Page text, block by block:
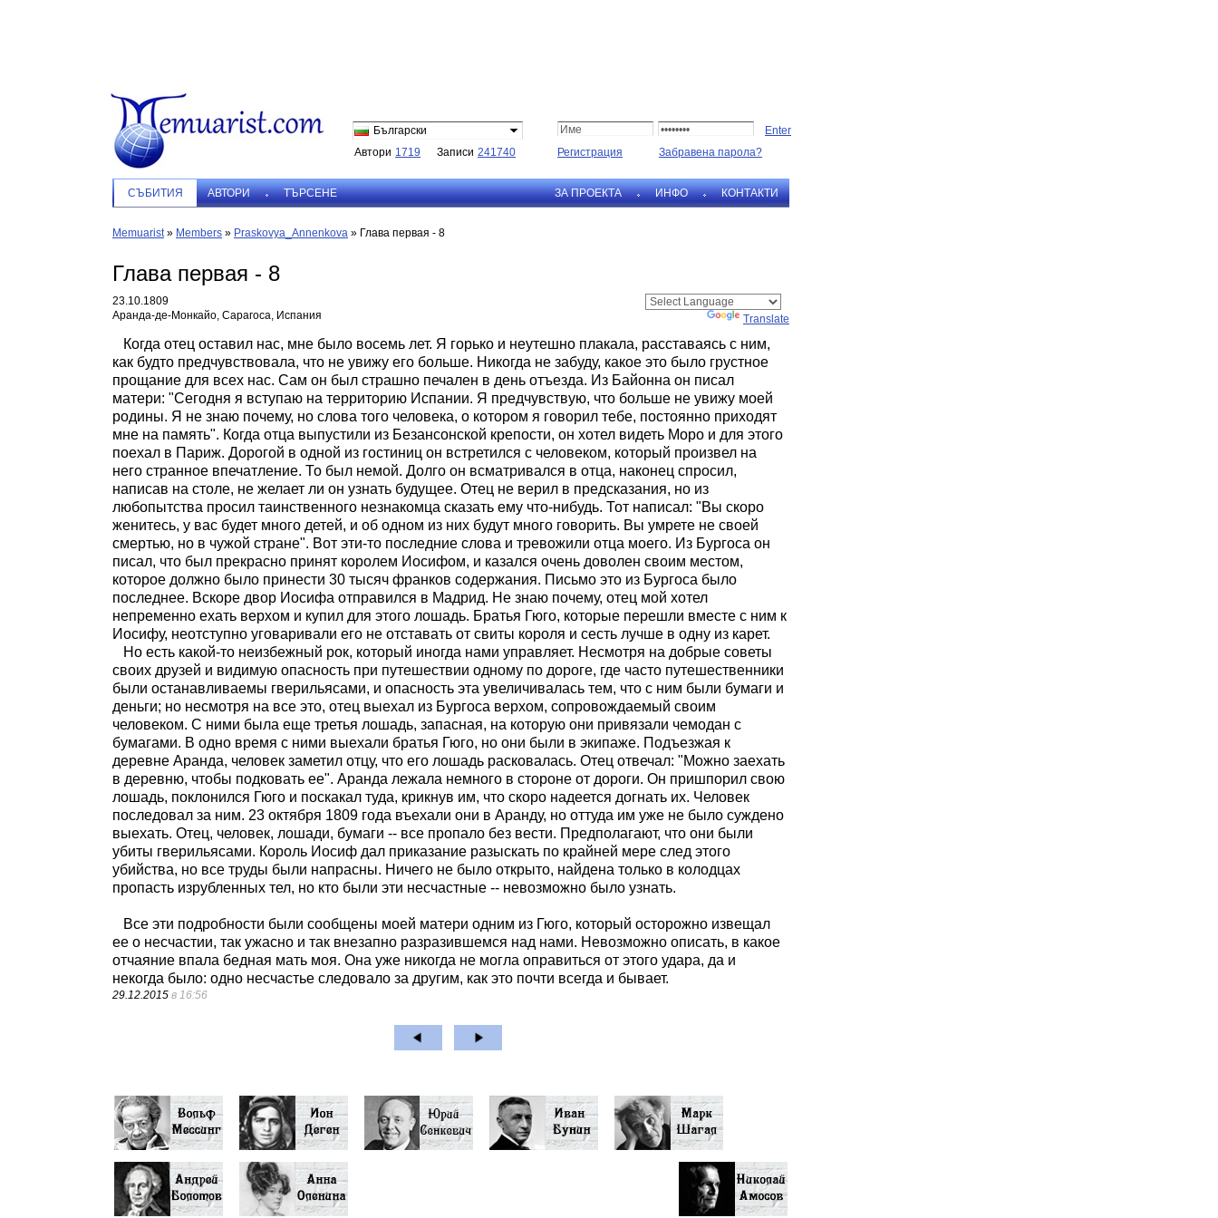
Български
Автори 1719 Записи 241740 Регистрация Забравена парола?
СЪБИТИЯ АВТОРИ ТЪРСЕНЕ ЗА ПРОЕКТА ИНФО КОНТАКТИ
Memuarist» Members » Praskovya_Annenkova » Глава первая - 8
Глава первая - 8
23.10.1809
Аранда-де-Монкайо, Сарагоса, Испания
Translate
Когда отец оставил нас, мне было восемь лет. Я горько и неутешно плакала, расставаясь с ним,
как будто предчувствовала, что не увижу его больше. Никогда не забуду, какое это было грустное
прощание для всех нас. Сам он был страшно печален в день отъезда. Из Байонна он писал
матери: "Сегодня я вступаю на территорию Испании. Я предчувствую, что больше не увижу моей
родины. Я не знаю почему, но слова того человека, о котором я говорил тебе, постоянно приходят
мне на память". Когда отца выпустили из Безансонской крепости, он хотел видеть Моро и для этого
поехал в Париж. Дорогой в одной из гостиниц он встретился с человеком, который произвел на
него странное впечатление. То был немой. Долго он всматривался в отца, наконец спросил,
написав на столе, не желает ли он узнать будущее. Отец не верил в предсказания, но из
любопытства просил таинственного незнакомца сказать ему что-нибудь. Тот написал: "Вы скоро
женитесь, у вас будет много детей, и об одном из них будут много говорить. Вы умрете не своей
смертью, но в чужой стране". Вот эти-то последние слова и тревожили отца моего. Из Бургоса он
писал, что был прекрасно принят королем Иосифом, и казался очень доволен своим местом,
которое должно было принести 30 тысяч франков содержания. Письмо это из Бургоса было
последнее. Вскоре двор Иосифа отправился в Мадрид. Не знаю почему, отец мой хотел
непременно ехать верхом и купил для этого лошадь. Братья Гюго, которые перешли вместе с ним к
Иосифу, неотступно уговаривали его не отставать от свиты короля и сесть лучше в одну из карет.
Но есть какой-то неизбежный рок, который иногда нами управляет. Несмотря на добрые советы
своих друзей и видимую опасность при путешествии одному по дороге, где часто путешественники
были останавливаемы гверильясами, и опасность эта увеличивалась тем, что с ним были бумаги и
деньги; но несмотря на все это, отец выехал из Бургоса верхом, сопровождаемый своим
человеком. С ними была еще третья лошадь, запасная, на которую они привязали чемодан с
бумагами. В одно время с ними выехали братья Гюго, но они были в экипаже. Подъезжая к
деревне Аранда, человек заметил отцу, что его лошадь расковалась. Отец отвечал: "Можно заехать
в деревню, чтобы подковать ее". Аранда лежала немного в стороне от дороги. Он пришпорил свою
лошадь, поклонился Гюго и поскакал туда, крикнув им, что скоро надеется догнать их. Человек
последовал за ним. 23 октября 1809 года въехали они в Аранду, но оттуда им уже не было суждено
выехать. Отец, человек, лошади, бумаги -- все пропало без вести. Предполагают, что они были
убиты гверильясами. Король Иосиф дал приказание разыскать по крайней мере след этого
убийства, но все труды были напрасны. Ничего не было открыто, найдена только в колодцах
пропасть изрубленных тел, но кто были эти несчастные -- невозможно было узнать.
Все эти подробности были сообщены моей матери одним из Гюго, который осторожно извещал
ее о несчастии, так ужасно и так внезапно разразившемся над нами. Невозможно описать, в какое
отчаяние впала бедная мать моя. Она уже никогда не могла оправиться от этого удара, да и
некогда было: одно несчастье следовало за другим, как это почти всегда и бывает.
29.12.2015 в 16:56